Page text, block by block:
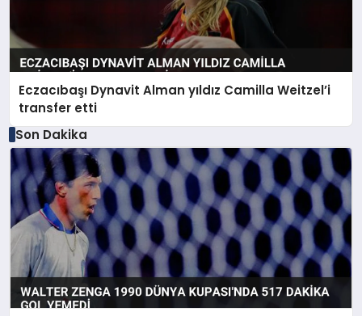
Eczacıbaşı Dynavit Alman yıldız Camilla Weitzel’i
transfer etti
Son Dakika